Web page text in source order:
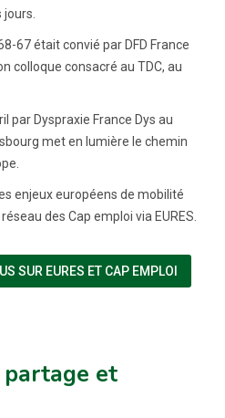
67 était convié par DFD France
colloque consacré au TDC, au
par Dyspraxie France Dys au
met en lumière le chemin
enjeux européens de mobilité
des Cap emploi via EURES.
SUR EURES ET CAP EMPLOI
et